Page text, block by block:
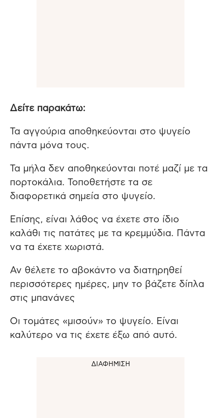
Δείτε παρακάτω:
Τα αγγούρια αποθηκεύονται στο ψυγείο
πάντα μόνα τους.
Τα μήλα δεν αποθηκεύονται ποτέ μαζί με τα
πορτοκάλια. Τοποθετήστε τα σε
διαφορετικά σημεία στο ψυγείο.
Επίσης, είναι λάθος να έχετε στο ίδιο
καλάθι τις πατάτες με τα κρεμμύδια. Πάντα
να τα έχετε χωριστά.
Αν θέλετε το αβοκάντο να διατηρηθεί
περισσότερες ημέρες, μην το βάζετε δίπλα
στις μπανάνες
Οι τομάτες «μισούν» το ψυγείο. Είναι
καλύτερο να τις έχετε έξω από αυτό.